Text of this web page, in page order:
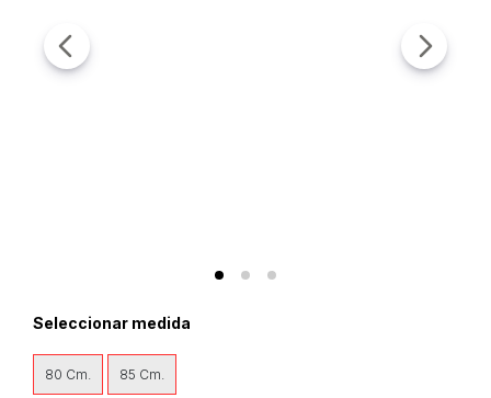
Seleccionar medida
80 Cm. 85 Cm.